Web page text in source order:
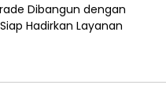
Dibangun dengan
Hadirkan Layanan